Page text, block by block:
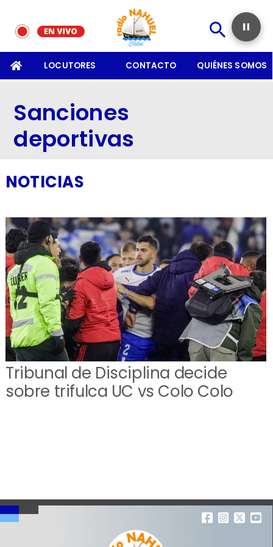
LOCUTORES CONTACTO QUIÉNES SOMOS
Sanciones
deportivas
NOTICIAS
Tribunal de Disciplina decide
sobre trifulca UC vs Colo Colo